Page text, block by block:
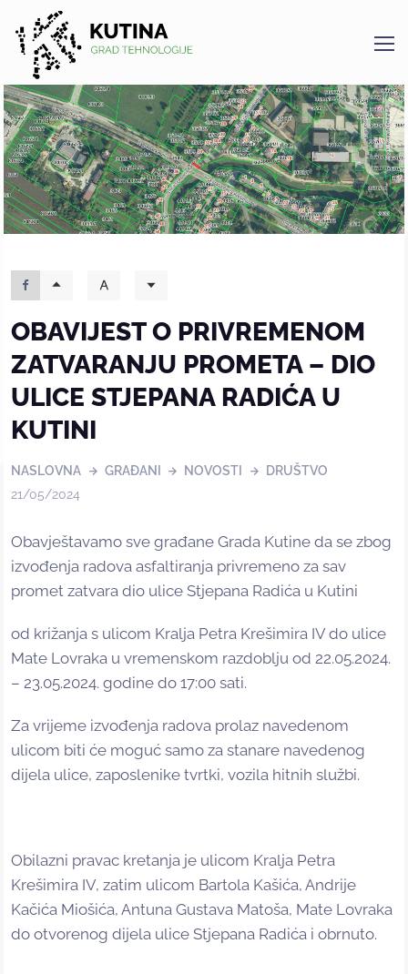
Kutina
OBAVIJEST O PRIVREMENOM
ZATVARANJU PROMETA – DIO
ULICE STJEPANA RADIĆA U
KUTINI
NASLOVNA GRAĐANI NOVOSTI
DRUŠTVO
21/05/2024
Obavještavamo sve građane Grada Kutine da se zbog
izvođenja radova asfaltiranja privremeno za sav
promet zatvara dio ulice Stjepana Radića u Kutini
od križanja s ulicom Kralja Petra Krešimira IV do ulice
Mate Lovraka u vremenskom razdoblju od 22.05.2024.
– 23.05.2024. godine do 17:00 sati.
Za vrijeme izvođenja radova prolaz navedenom
ulicom biti će moguć samo za stanare navedenog
dijela ulice, zaposlenike tvrtki, vozila hitnih službi.
Obilazni pravac kretanja je ulicom Kralja Petra
Krešimira IV, zatim ulicom Bartola Kašića, Andrije
Kačića Miošića, Antuna Gustava Matoša, Mate Lovraka
do otvorenog dijela ulice Stjepana Radića i obrnuto.